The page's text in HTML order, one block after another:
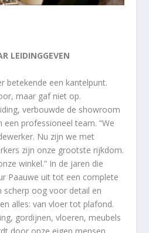
LEIDINGGEVEN
betekende een kantelpunt.
maar gaf niet op.
verbouwde de showroom
professioneel team. “We
Nu zijn we met
zijn onze grootste rijkdom.
winkel.” In de jaren die
Paauwe uit tot een complete
scherp oog voor detail en
alles: van vloer tot plafond.
gordijnen, vloeren, meubels
door onze eigen mensen